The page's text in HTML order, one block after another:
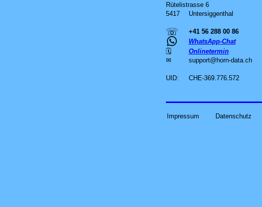
Rütelistrasse 6
5417
Untersiggenthal
☏
+41 56 288 00 86
WhatsApp-Chat
🗓
Onlinetermin
✉
support@horn-data. ch
UID: CHE-369.776.572
Impressum Datenschutz